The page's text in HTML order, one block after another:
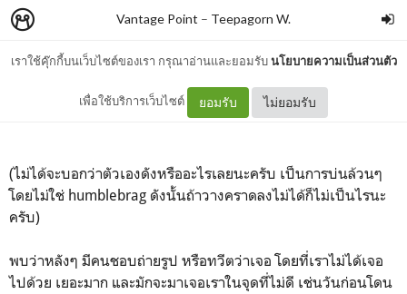
เราใช้คุ๊กกี้บนเว็บไซต์ของเรา กรุณาอ่านและยอมรับนโยบายความเป็นส่วนตัว
เพื่อใช้บริการเว็บไซต์ ยอมรับ ไม่ยอมรับ
Vantage Point – Teepagorn W.
On Privacy
(ไม่ได้จะบอกว่าตัวเองดังหรืออะไรเลยนะครับ เป็นการบ่นล้วนๆ
โดยไม่ใช่ humblebrag ดังนั้นถ้าวางคราดลงไม่ได้ก็ไม่เป็นไรนะ
ครับ)
พบว่าหลังๆ มีคนชอบถ่ายรูป หรือทวีตว่าเจอ โดยที่เราไม่ได้เจอ
ไปด้วย เยอะมาก และมักจะมาเจอเราในจุดที่ไม่ดี เช่นวันก่อนโดน